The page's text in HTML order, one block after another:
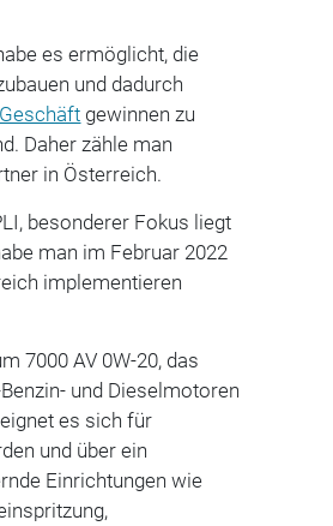
es ermöglicht, die
und dadurch
gewinnen zu
Daher zähle man
in Österreich.
besonderer Fokus liegt
man im Februar 2022
implementieren
7000 AV 0W-20, das
und Dieselmotoren
es sich für
und über ein
Einrichtungen wie